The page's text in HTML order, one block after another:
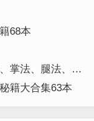
68本
掌法、腿法、器
籍大合集63本